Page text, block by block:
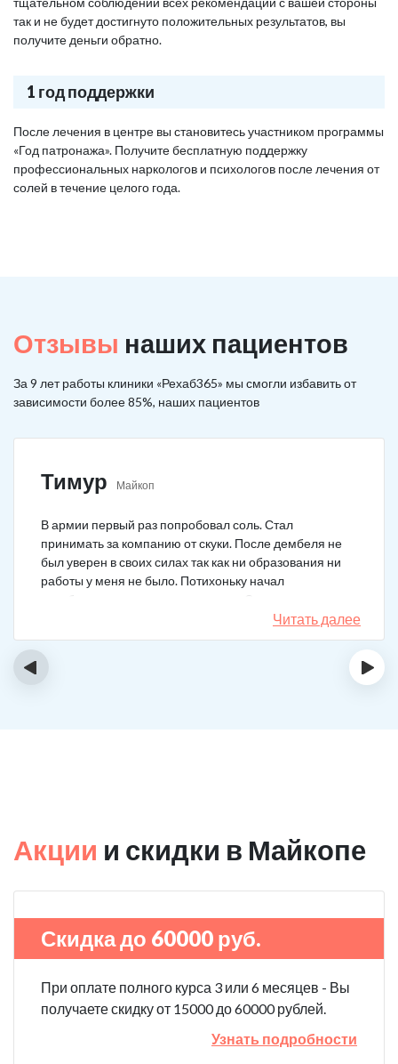
так и не будет достигнуто положительных результатов, вы
получите деньги обратно.
1 год поддержки
После лечения в центре вы становитесь участником программы
«Год патронажа». Получите бесплатную поддержку
профессиональных наркологов и психологов после лечения от
солей в течение целого года.
Отзывы наших пациентов
За 9 лет работы клиники «Рехаб365» мы смогли избавить от
зависимости более 85%, наших пациентов
Тимур Майкоп
В армии первый раз попробовал соль. Стал
принимать за компанию от скуки. После дембеля не
был уверен в своих силах так как ни образования ни
работы у меня не было. Потихоньку начал
зарабатывать и тратить их на соль. Спустя год завел
девушку и ей не нравилось мое пристрастие к
наркотикам. Пошел на лечение, чтобы ее не потерять.
Читать далее
‹ ›
Акции и скидки в Майкопе
Скидка до 60000 руб.
При оплате полного курса 3 или 6 месяцев - Вы
получаете скидку от 15000 до 60000 рублей.
Узнать подробности